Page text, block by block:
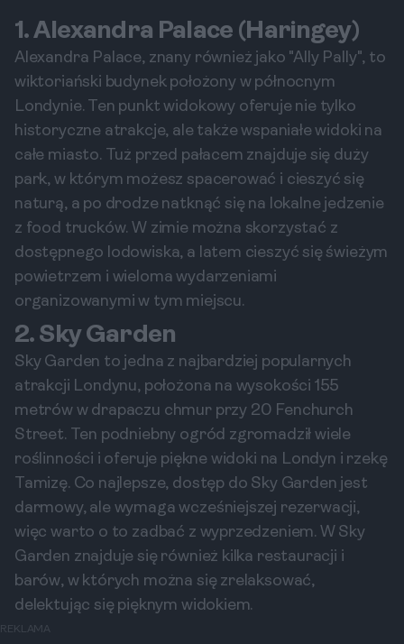
1. Alexandra Palace (Haringey)
Alexandra Palace, znany również jako "Ally Pally", to
wiktoriański budynek położony w północnym
Londynie. Ten punkt widokowy oferuje nie tylko
historyczne atrakcje, ale także wspaniałe widoki na
całe miasto. Tuż przed pałacem znajduje się duży
park, w którym możesz spacerować i cieszyć się
naturą, a po drodze natknąć się na lokalne jedzenie
z food trucków. W zimie można skorzystać z
dostępnego lodowiska, a latem cieszyć się świeżym
powietrzem i wieloma wydarzeniami
organizowanymi w tym miejscu.
2. Sky Garden
Sky Garden to jedna z najbardziej popularnych
atrakcji Londynu, położona na wysokości 155
metrów w drapaczu chmur przy 20 Fenchurch
Street. Ten podniebny ogród zgromadził wiele
roślinności i oferuje piękne widoki na Londyn i rzekę
Tamizę. Co najlepsze, dostęp do Sky Garden jest
darmowy, ale wymaga wcześniejszej rezerwacji,
więc warto o to zadbać z wyprzedzeniem. W Sky
Garden znajduje się również kilka restauracji i
barów, w których można się zrelaksować,
delektując się pięknym widokiem.
REKLAMA